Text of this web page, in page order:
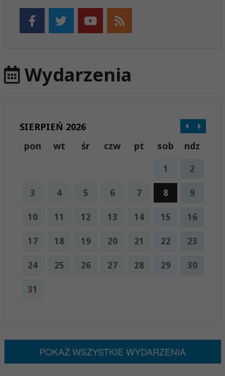
Wydarzenia
SIERPIEŃ 2026
pon
wt śr czw pt sob ndz
1 2
3 4 5 6 7 8 9
10 11 12 13 14 15 16
17 18 19 20 21 22 23
24 25 26 27 28 29 30
31
POKAŻ WSZYSTKIE WYDARZENIA